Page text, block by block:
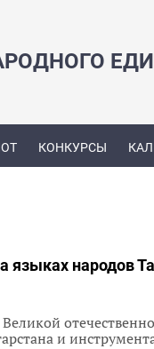
КОНКУРСЫ
народов
и